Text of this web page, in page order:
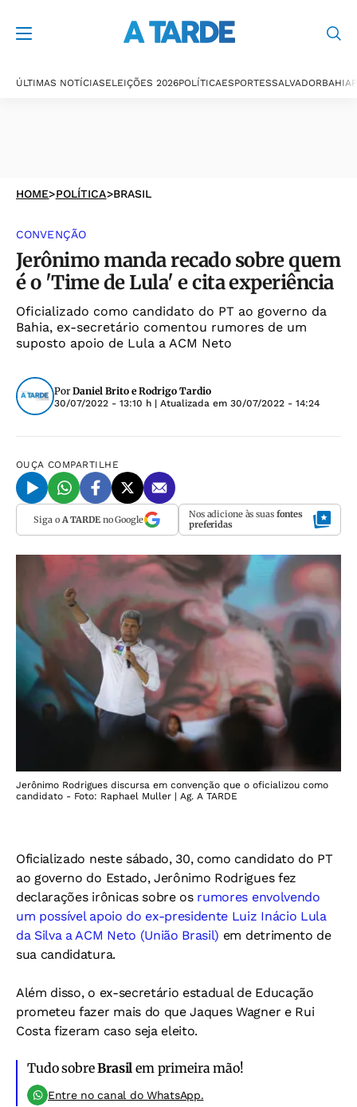
ÚLTIMAS NOTÍCIASELEIÇÕES 2026POLÍTICAESPORTESSALVADORBAHIA
HOME>POLÍTICA>BRASIL
CONVENÇÃO
Jerônimo manda recado sobre quem
é o 'Time de Lula' e cita experiência
Oficializado como candidato do PT ao governo da
Bahia, ex-secretário comentou rumores de um
suposto apoio de Lula a ACM Neto
Por Daniel Brito e Rodrigo Tardio
30/07/2022 - 13:10 h | Atualizada em 30/07/2022 - 14:24
OUÇA COMPARTILHE
Siga o A TARDEno Google Nos adicione às suas fontes
preferidas
Jerônimo Rodrigues discursa em convenção que o oficializou como
candidato - Foto: Raphael Muller | Ag. A TARDE
Oficializado neste sábado, 30, como candidato do PT
ao governo do Estado, Jerônimo Rodrigues fez
declarações irônicas sobre os rumores envolvendo
um possível apoio do ex-presidente Luiz Inácio Lula
da Silva a ACM Neto (União Brasil) em detrimento de
sua candidatura.
Além disso, o ex-secretário estadual de Educação
prometeu fazer mais do que Jaques Wagner e Rui
Costa fizeram caso seja eleito.
Tudo sobreBrasil em primeira mão!
Entre no canal do WhatsApp.